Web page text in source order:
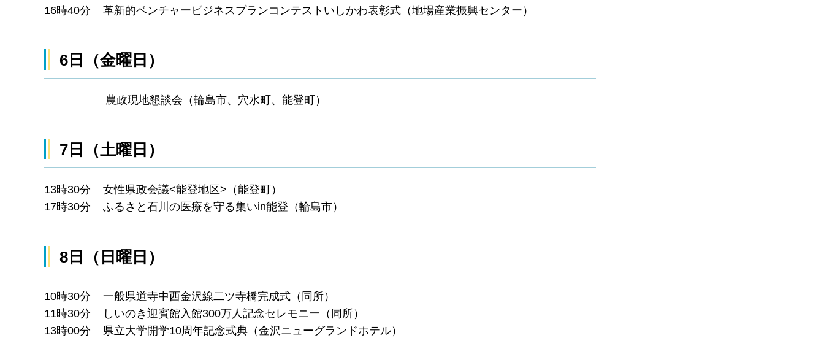
16時40分 革新的ベンチャービジネスプランコンテストいしかわ表彰式（地場産業振興センター）
6日（金曜日）
農政現地懇談会（輪島市、穴水町、能登町）
7日（土曜日）
13時30分 女性県政会議<能登地区>（能登町）
17時30分 ふるさと石川の医療を守る集いin能登（輪島市）
8日（日曜日）
10時30分 一般県道寺中西金沢線二ツ寺橋完成式（同所）
11時30分 しいのき迎賓館入館300万人記念セレモニー（同所）
13時00分 県立大学開学10周年記念式典（金沢ニューグランドホテル）